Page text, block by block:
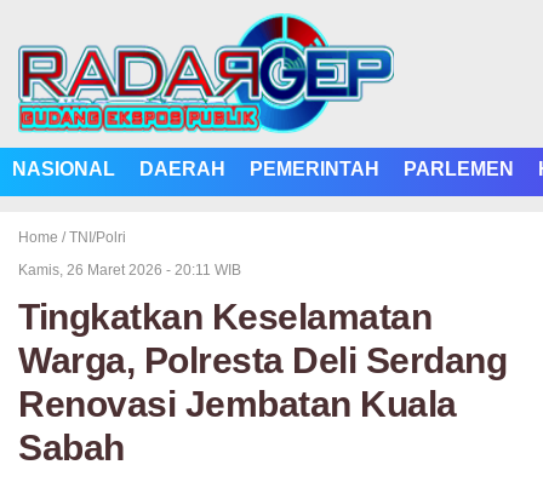
NASIONAL DAERAH PEMERINTAH PARLEMEN
Home / TNI/Polri
Kamis, 26 Maret 2026 - 20:11 WIB
Tingkatkan Keselamatan
Warga, Polresta Deli Serdang
Renovasi Jembatan Kuala
Sabah